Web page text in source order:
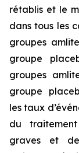
rétablis et le
dans tous les
groupes
groupe
groupes
groupe
les taux
du traitement
graves et